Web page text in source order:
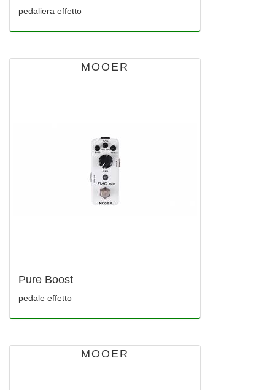
pedaliera effetto
MOOER
Pure Boost
pedale effetto
MOOER